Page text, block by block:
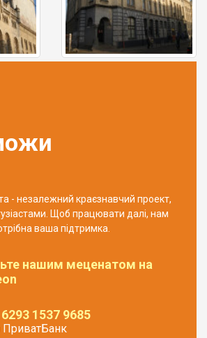
- незалежний краєзнавчий проект,
Щоб працювати далі, нам
ваша підтримка.
нашим меценатом на
1537 9685
ПриватБанк